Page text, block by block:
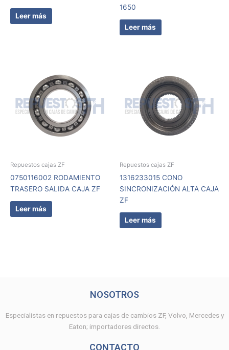
Leer más
1650
Leer más
Repuestos cajas ZF
0750116002 RODAMIENTO
TRASERO SALIDA CAJA ZF
Leer más
Repuestos cajas ZF
1316233015 CONO
SINCRONIZACIÓN ALTA CAJA
ZF
Leer más
NOSOTROS
Especialistas en repuestos para cajas de cambios ZF, Volvo, Mercedes y
Eaton; importadores directos.
CONTACTO